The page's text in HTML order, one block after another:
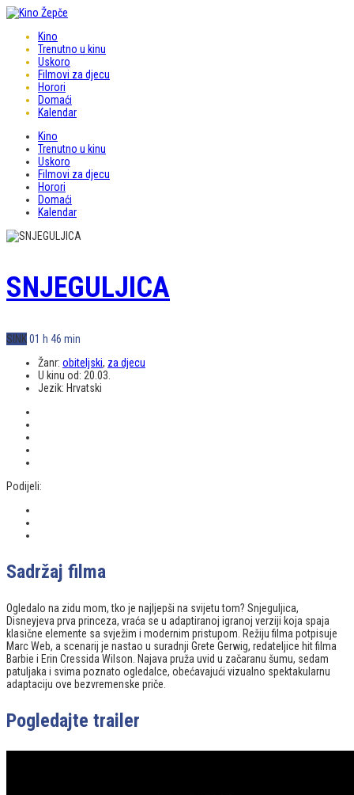
Kino
Trenutno u kinu
Uskoro
Filmovi za djecu
Horori
Domaći
Kalendar
Kino
Trenutno u kinu
Uskoro
Filmovi za djecu
Horori
Domaći
Kalendar
SNJEGULJICA
SINK01 h 46 min
Žanr: obiteljski, za djecu
U kinu od: 20.03.
Jezik: Hrvatski
Podijeli:
Sadržaj filma
Ogledalo na zidu mom, tko je najljepši na svijetu tom? Snjeguljica,
Disneyjeva prva princeza, vraća se u adaptiranoj igranoj verziji koja spaja
klasične elemente sa svježim i modernim pristupom. Režiju filma potpisuje
Marc Web, a scenarij je nastao u suradnji Grete Gerwig, redateljice hit filma
Barbie i Erin Cressida Wilson. Najava pruža uvid u začaranu šumu, sedam
patuljaka i svima poznato ogledalce, obećavajući vizualno spektakularnu
adaptaciju ove bezvremenske priče.
Pogledajte trailer